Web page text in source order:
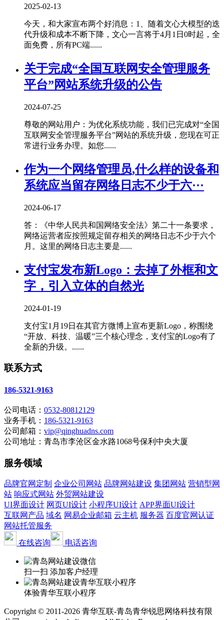
2025-02-13
今天，和大家宣布两个好消息：1、随着文心大模型的迭
代升级和成本不断下降，文心一言将于4月1日0时起，全
面免费，所有PC端......
关于完成“全国互联网安全管理服务
平台”网站系统升级的公告
2024-07-25
尊敬的网站用户：为优化系统功能，我们已完成对“全国
互联网安全管理服务平台”网站的系统升级，您现在可正
常进行业务办理。如您......
作为一个网络管理员,什么样的设备和
系统应当留存网络日志不少于六···
2024-06-17
答：《中华人民共和国网络安全法》第二十一条要求，
网络运营者应按照规定留存相关的网络日志不少于六个
月。这里的网络日志主要是......
支付宝发布新Logo：去掉了外框和文
字，引入立体的自然光
2024-01-19
支付宝1月19日在其官方微博上宣布更新Logo，称围绕
“开放、科技、温暖”三个核心理念，支付宝的Logo有了
全新的升级。......
联系方式
186-5321-9163
公司电话： 0532-80812129
业务手机： 186-5321-9163
公司邮箱： vip@qinghuadns.com
公司地址：青岛市李沧区金水路1068号保利中央大厦
服务领域
品牌官网定制 企业公司网站 品牌网站建设 集团网站 营销型网
站 响应式网站 外贸网站建设
UI界面设计 网页UI设计 小程序UI设计 APP界面UI设计
互联网产品 域名 网易企业邮箱 云主机 服务器 百度官网认证
网站托管服务
在线咨询
电话咨询
扫一扫 添加客户经理
体验青华互联小程序
Copyright © 2011-2026 青华互联-青岛青华锐思网络科技有限